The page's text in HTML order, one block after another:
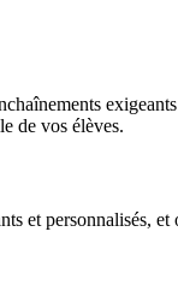
de vos élèves.
et personnalisés,